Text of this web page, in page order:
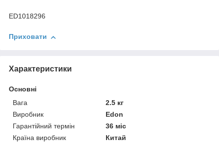
ED1018296
Приховати
Характеристики
Основні
Вага
2.5 кг
Виробник
Edon
Гарантійний термін
36 міс
Країна виробник
Китай